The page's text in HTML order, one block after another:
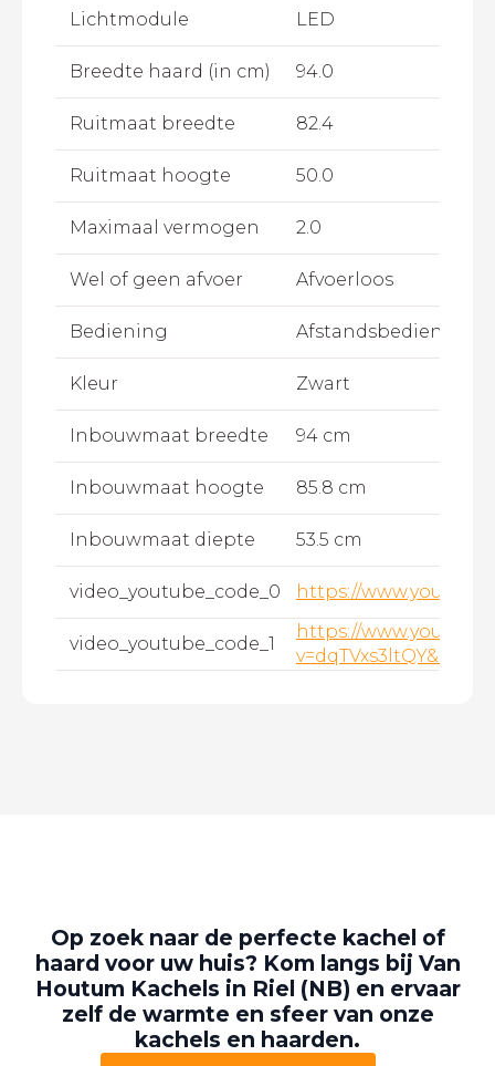
Lichtmodule LED
Breedte haard (in cm) 94.0
Ruitmaat breedte 82.4
Ruitmaat hoogte 50.0
Maximaal vermogen 2.0
Wel of geen afvoer Afvoerloos
Bediening
Kleur Zwart
Inbouwmaat breedte 94 cm
Inbouwmaat hoogte 85.8 cm
Inbouwmaat diepte 53.5 cm
video_youtube_code_0 https://
video_youtube_code_1
https://
Op zoek naar de perfecte kachel of
haard voor uw huis? Kom langs bij Van
Houtum Kachels in Riel (NB) en ervaar
zelf de warmte en sfeer van onze
kachels en haarden.